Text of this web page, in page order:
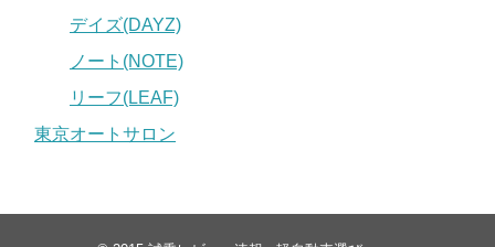
デイズ(DAYZ)
ノート(NOTE)
リーフ(LEAF)
東京オートサロン